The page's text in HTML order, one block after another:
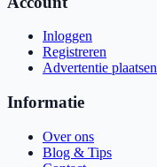
Inloggen
Registreren
Advertentie plaatsen
Informatie
Over ons
Blog & Tips